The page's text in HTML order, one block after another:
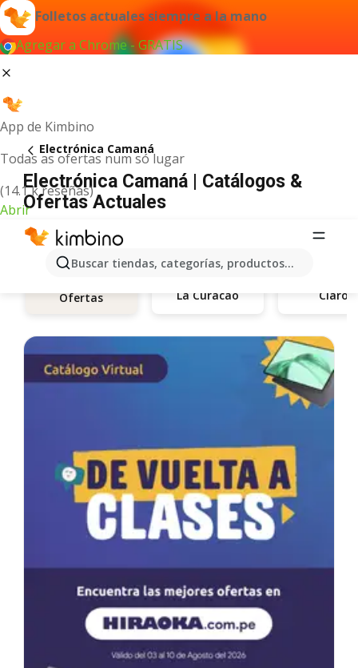
Folletos actuales siempre a la mano
Agregar a Chrome - GRATIS
App de Kimbino
Todas as ofertas num só lugar
(14.1 k reseñas)
Abrir
Buscar tiendas, categorías, productos...
Electrónica Camaná
Electrónica Camaná | Catálogos &
Ofertas Actuales
Ofertas La Curacao Claro